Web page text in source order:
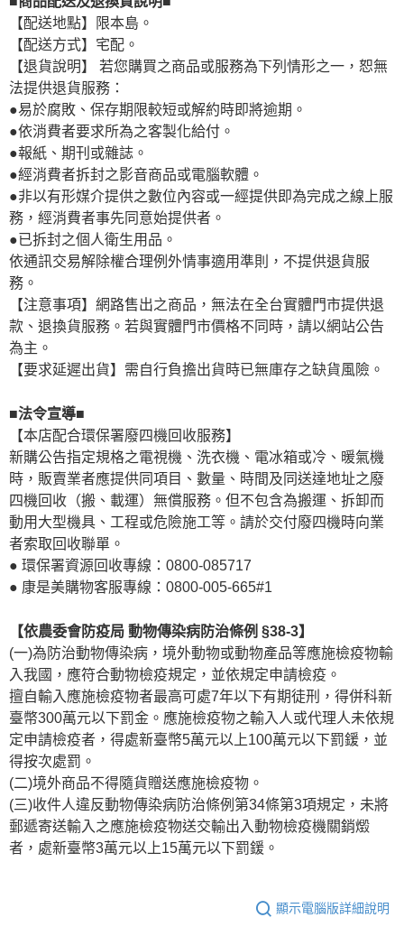
【配送地點】限本島。
【配送方式】宅配。
【退貨說明】 若您購買之商品或服務為下列情形之一，恕無
法提供退貨服務：
●易於腐敗、保存期限較短或解約時即將逾期。
●依消費者要求所為之客製化給付。
●報紙、期刊或雜誌。
●經消費者拆封之影音商品或電腦軟體。
●非以有形媒介提供之數位內容或一經提供即為完成之線上服
務，經消費者事先同意始提供者。
●已拆封之個人衛生用品。
依通訊交易解除權合理例外情事適用準則，不提供退貨服
務。
【注意事項】網路售出之商品，無法在全台實體門市提供退
款、退換貨服務。若與實體門市價格不同時，請以網站公告
為主。
【要求延遲出貨】需自行負擔出貨時已無庫存之缺貨風險。
■法令宣導■
【本店配合環保署廢四機回收服務】
新購公告指定規格之電視機、洗衣機、電冰箱或冷、暖氣機
時，販賣業者應提供同項目、數量、時間及同送達地址之廢
四機回收（搬、載運）無償服務。但不包含為搬運、拆卸而
動用大型機具、工程或危險施工等。請於交付廢四機時向業
者索取回收聯單。
● 環保署資源回收專線：0800-085717
● 康是美購物客服專線：0800-005-665#1
【依農委會防疫局 動物傳染病防治條例 §38-3】
(一)為防治動物傳染病，境外動物或動物產品等應施檢疫物輸
入我國，應符合動物檢疫規定，並依規定申請檢疫。
擅自輸入應施檢疫物者最高可處7年以下有期徒刑，得併科新
臺幣300萬元以下罰金。應施檢疫物之輸入人或代理人未依規
定申請檢疫者，得處新臺幣5萬元以上100萬元以下罰鍰，並
得按次處罰。
(二)境外商品不得隨貨贈送應施檢疫物。
(三)收件人違反動物傳染病防治條例第34條第3項規定，未將
郵遞寄送輸入之應施檢疫物送交輸出入動物檢疫機關銷燬
者，處新臺幣3萬元以上15萬元以下罰鍰。
顯示電腦版詳細說明